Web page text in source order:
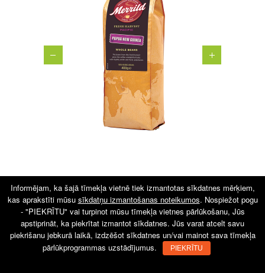
Visas tiesības aizsargātas © 2015 buxumlab.lv
Informējam, ka šajā tīmekļa vietnē tiek izmantotas sīkdatnes mērķiem,
kas aprakstīti mūsu sīkdatņu izmantošanas noteikumos. Nospiežot pogu
- "PIEKRĪTU" vai turpinot mūsu tīmekļa vietnes pārlūkošanu, Jūs
apstiprināt, ka piekrītat izmantot sīkdatnes. Jūs varat atcelt savu
piekrišanu jebkurā laikā, izdzēšot sīkdatnes un/vai mainot sava tīmekļa
pārlūkprogrammas uzstādījumus.
PIEKRĪTU